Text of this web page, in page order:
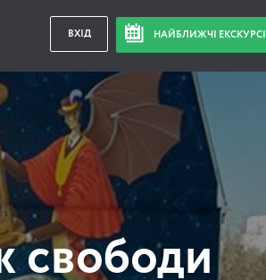
ВХІД НАЙБЛИЖЧІ ЕКСКУРСІЇ
свободи